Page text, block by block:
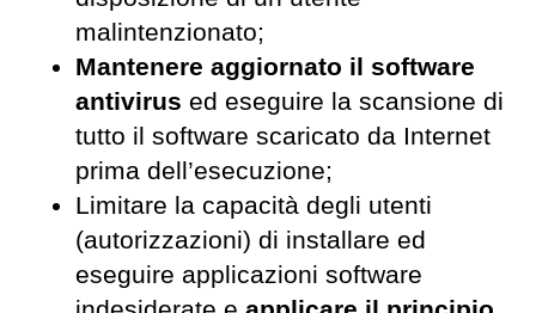
malintenzionato;
Mantenere aggiornato il software
antivirus ed eseguire la scansione di
tutto il software scaricato da Internet
prima dell’esecuzione;
Limitare la capacità degli utenti
(autorizzazioni) di installare ed
eseguire applicazioni software